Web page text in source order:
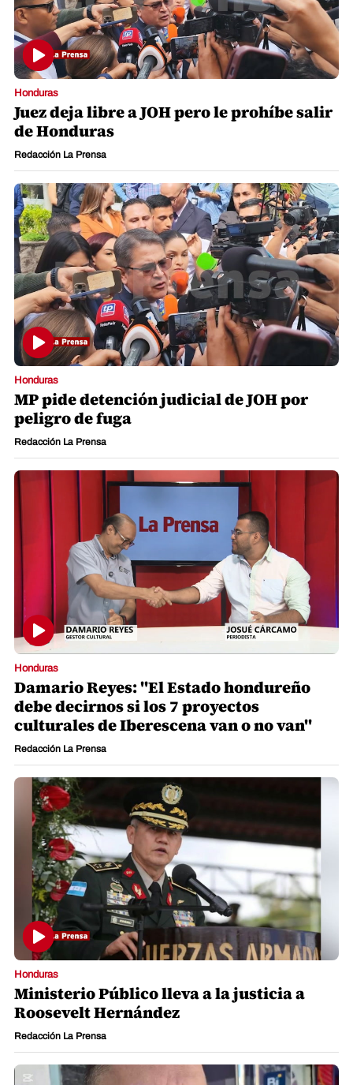
Honduras
Juez deja libre a JOH pero le prohíbe salir
de Honduras
Redacción La Prensa
Honduras
MP pide detención judicial de JOH por
peligro de fuga
Redacción La Prensa
Honduras
Damario Reyes: "El Estado hondureño
debe decirnos si los 7 proyectos
culturales de Iberescena van o no van"
Redacción La Prensa
Honduras
Ministerio Público lleva a la justicia a
Roosevelt Hernández
Redacción La Prensa